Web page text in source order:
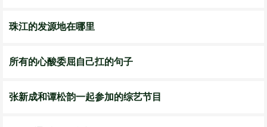
珠江的发源地在哪里
所有的心酸委屈自己扛的句子
张新成和谭松韵一起参加的综艺节目